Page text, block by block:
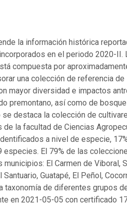
la información histórica
en el periodo 2020-II.
compuesta por
una colección de referencia
mayor diversidad e impactos
premontano, así como de
destaca la colección de
la facultad de Ciencias
a nivel de especie,
El 79% de las
El Carmen de Viboral,
Santuario, Guatapé, El Peñol,
taxonomía de diferentes grupos
en 2021-05-05 con certificado